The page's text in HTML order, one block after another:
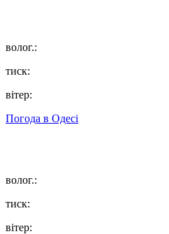
волог.:
тиск:
вітер:
Погода в Одесі
волог.:
тиск:
вітер: